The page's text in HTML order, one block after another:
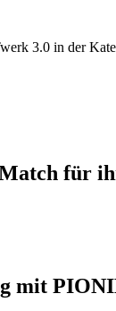
3.0 in der
für
mit